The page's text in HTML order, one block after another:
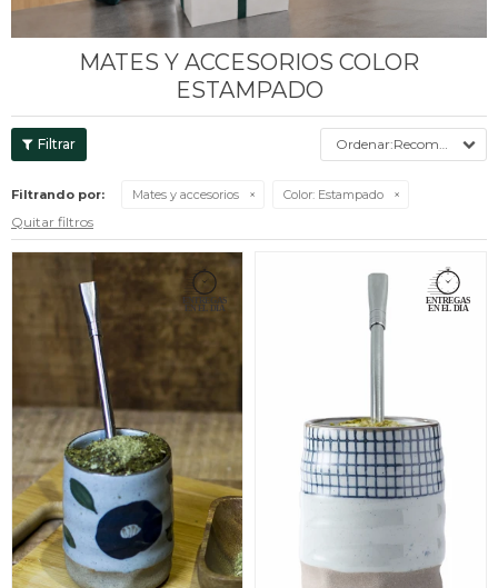
MATES Y ACCESORIOS COLOR
ESTAMPADO
Recomendados
Filtrando por: Mates y accesorios Color: Estampado
Quitar filtros